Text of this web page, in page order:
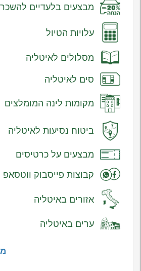
מבצעים בלעדיים
עלויות הטיול
מסלולים לאיטליה
סים לאיטליה
מקומות לינה המומלצים
ביטוח נסיעות לאיטליה
מבצעים על כרטיסים
קבוצות פייסבוק ווטסאפ
אזורים באיטליה
ערים באיטליה